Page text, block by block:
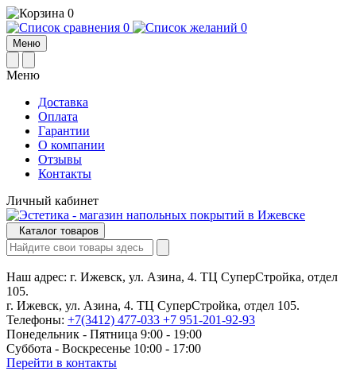
0
0
0
Меню
Меню
Доставка
Оплата
Гарантии
О компании
Отзывы
Контакты
Личный кабинет
Каталог товаров
Наш адрес: г. Ижевск, ул. Азина, 4. ТЦ СуперСтройка, отдел
105.
г. Ижевск, ул. Азина, 4. ТЦ СуперСтройка, отдел 105.
Телефоны: +7(3412) 477-033 +7 951-201-92-93
Понедельник - Пятница 9:00 - 19:00
Суббота - Воскресенье 10:00 - 17:00
Перейти в контакты